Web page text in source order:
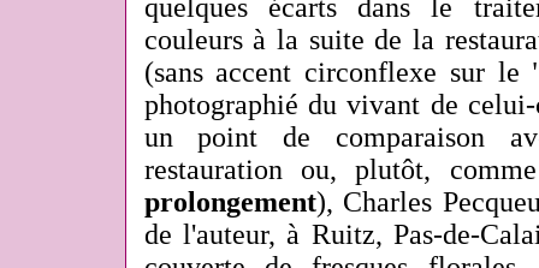
quelques écarts dans le
couleurs à la suite de la
(sans accent circonflexe sur
photographié du vivant de
un point de comparaison
restauration ou, plutôt,
prolongement), Charles
de l'auteur, à Ruitz, Pas-de-